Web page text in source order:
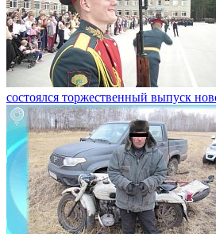
состоялся торжественный выпуск